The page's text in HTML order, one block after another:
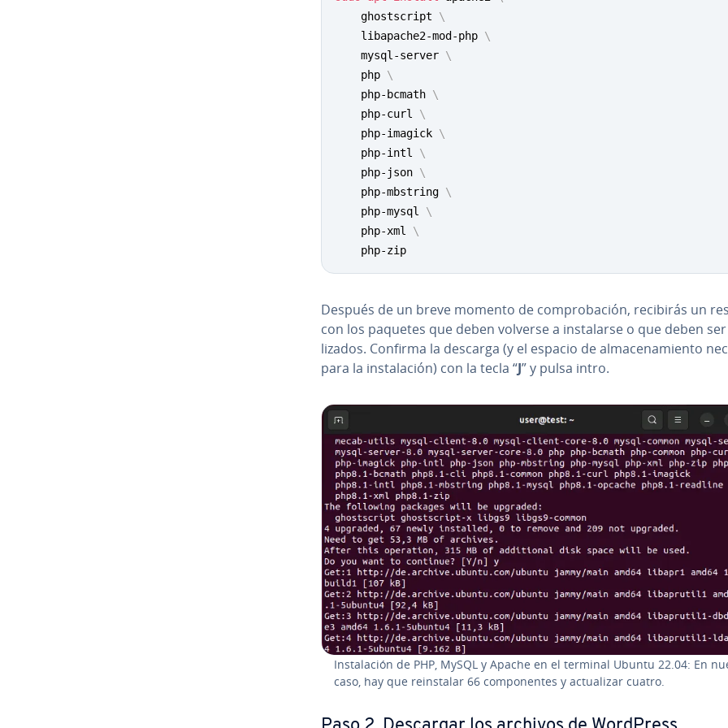
    ghostscript
\
    libapache2-mod-php
\
    mysql-server
\
    php
\
    php-bcmath
\
    php-curl
\
    php-imagick
\
    php-intl
\
    php-json
\
    php-mbstring
\
    php-mysql
\
    php-xml
\
    php-zip
Después de un breve momento de co­m­pro­ba­ción, recibirás un
con los paquetes que deben volverse a in­s­ta­lar­se o que deben
li­za­dos. Confirma la descarga (y el espacio de al­ma­ce­na­mie­n­to
para la in­s­ta­la­ción) con la tecla “J” y pulsa intro.
In­s­ta­la­ción de PHP, MySQL y Apache en el terminal Ubuntu 22.04: En
caso, hay que re­in­s­ta­lar 66 co­m­po­ne­n­tes y ac­tua­li­zar cuatro.